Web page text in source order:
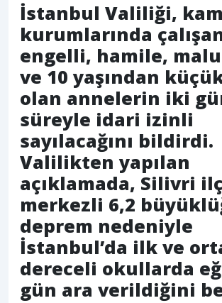
İstanbul Valiliği,
kurumlarında
engelli, hamile,
ve 10 yaşından
olan annelerin iki
süreyle idari izinli
sayılacağını bildirdi.
Valilikten yapılan
açıklamada, Silivri
merkezli 6,2
deprem nedeniyle
İstanbul’da ilk ve
dereceli okullarda
gün ara verildiğini